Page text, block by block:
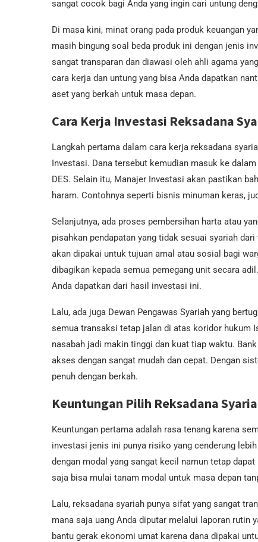
sangat cocok bagi Anda yang ingin cari untung
Di masa kini, minat orang pada produk keuangan
masih bingung soal beda produk ini dengan jenis
sangat transparan dan diawasi oleh ahli agama
cara kerja dan untung yang bisa Anda dapatkan
aset yang berkah untuk masa depan.
Cara Kerja Investasi Reksadana
Langkah pertama dalam cara kerja reksadana
Investasi. Dana tersebut kemudian masuk ke
DES. Selain itu, Manajer Investasi akan pastikan
haram. Contohnya seperti bisnis minuman keras,
Selanjutnya, ada proses pembersihan harta atau
pisahkan pendapatan yang tidak sesuai syariah
akan dipakai untuk tujuan amal atau sosial bagi
dibagikan kepada semua pemegang unit secara
Anda dapatkan dari hasil investasi ini.
Lalu, ada juga Dewan Pengawas Syariah yang
semua transaksi tetap jalan di atas koridor hukum
nasabah jadi makin tinggi dan kuat tiap waktu.
akses dengan sangat mudah dan cepat. Dengan
penuh dengan berkah.
Keuntungan Pilih Reksadana
Keuntungan pertama adalah rasa tenang karena
investasi jenis ini punya risiko yang cenderung
dengan modal yang sangat kecil namun tetap
saja bisa mulai tanam modal untuk masa depan
Lalu, reksadana syariah punya sifat yang sangat
mana saja uang Anda diputar melalui laporan rutin
bantu gerak ekonomi umat karena dana dipakai